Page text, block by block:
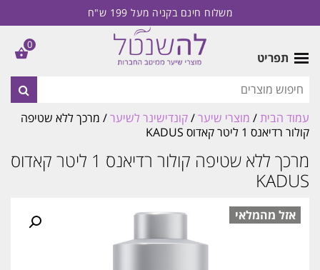
משלוח חינם בקניה מעל 199 ש"ח
תפריט
עמוד הבית/ מוצרי שיער/קונדישינר לשיער/ מרכך ללא שטיפה
קולור רדיאנס 1 ליטר קאדוס KADUS
מרכך ללא שטיפה קולור רדיאנס 1 ליטר קאדוס
KADUS
0